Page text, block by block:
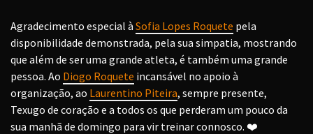
Agradecimento especial à Sofia Lopes Roquete pela
disponibilidade demonstrada, pela sua simpatia, mostrando
que além de ser uma grande atleta, é também uma grande
pessoa. Ao Diogo Roquete incansável no apoio à
organização, ao Laurentino Piteira, sempre presente,
Texugo de coração e a todos os que perderam um pouco da
sua manhã de domingo para vir treinar connosco. ❤️